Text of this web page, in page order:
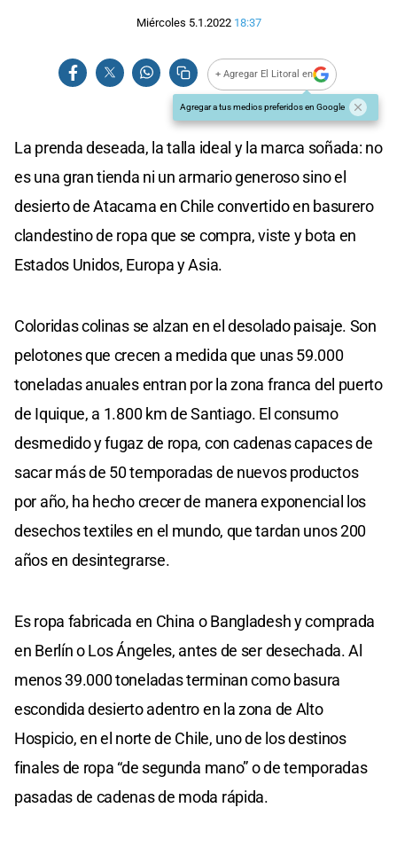
Miércoles 5.1.2022 18:37
+ Agregar El Litoral en
Agregar a tus medios preferidos en Google
La prenda deseada, la talla ideal y la marca soñada: no
es una gran tienda ni un armario generoso sino el
desierto de Atacama en Chile convertido en basurero
clandestino de ropa que se compra, viste y bota en
Estados Unidos, Europa y Asia.
Coloridas colinas se alzan en el desolado paisaje. Son
pelotones que crecen a medida que unas 59.000
toneladas anuales entran por la zona franca del puerto
de Iquique, a 1.800 km de Santiago. El consumo
desmedido y fugaz de ropa, con cadenas capaces de
sacar más de 50 temporadas de nuevos productos
por año, ha hecho crecer de manera exponencial los
desechos textiles en el mundo, que tardan unos 200
años en desintegrarse.
Es ropa fabricada en China o Bangladesh y comprada
en Berlín o Los Ángeles, antes de ser desechada. Al
menos 39.000 toneladas terminan como basura
escondida desierto adentro en la zona de Alto
Hospicio, en el norte de Chile, uno de los destinos
finales de ropa “de segunda mano” o de temporadas
pasadas de cadenas de moda rápida.